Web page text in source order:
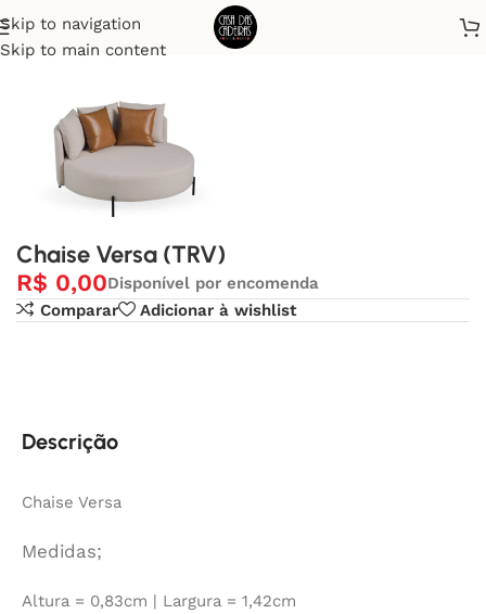
Skip to navigation
Skip to main content
Início Chaises
Chaise Versa (TRV)
R$ 0,00Disponível por encomenda
Comparar
Adicionar à wishlist
Descrição
Chaise Versa
Medidas;
Altura = 0,83cm | Largura = 1,42cm